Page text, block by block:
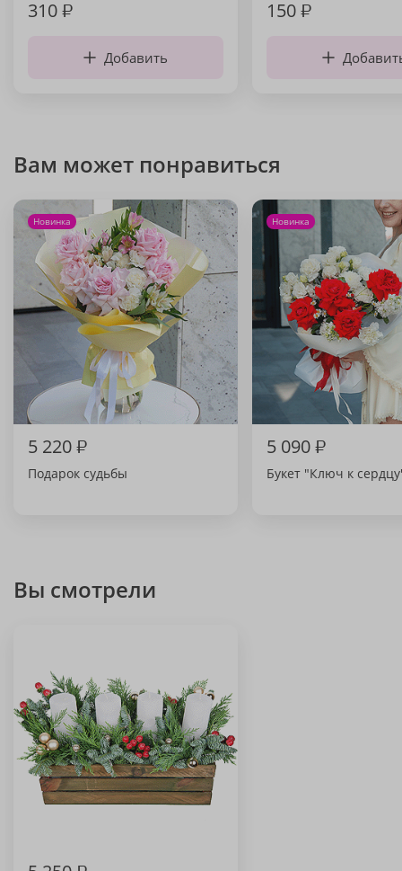
310₽
Добавить
150₽
Вам может понравиться
Новинка
5 220₽
Подарок судьбы
Новинка
5 090₽
Букет "Ключ к
Вы смотрели